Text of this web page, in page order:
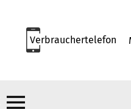
Verbrauchertelefon